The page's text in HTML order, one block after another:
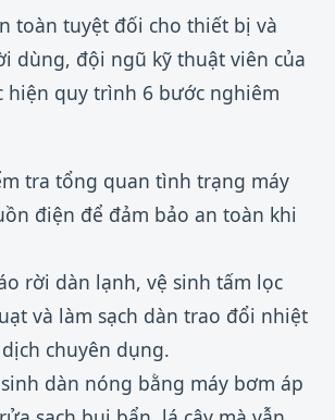
toàn tuyệt đối cho thiết bị và
dùng, đội ngũ kỹ thuật viên của
hiện quy trình 6 bước nghiêm
tra tổng quan tình trạng máy
điện để đảm bảo an toàn khi
rời dàn lạnh, vệ sinh tấm lọc
và làm sạch dàn trao đổi nhiệt
chuyên dụng.
dàn nóng bằng máy bơm áp